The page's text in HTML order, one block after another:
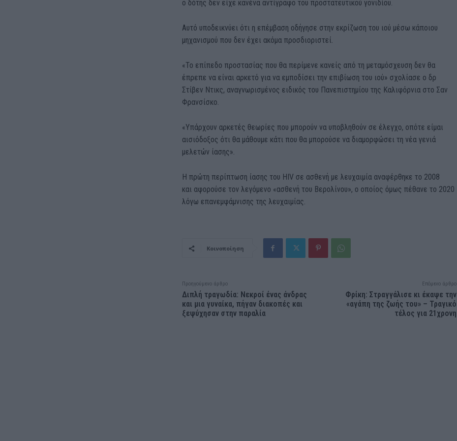
ο δότης δεν είχε κανένα αντίγραφο του προστατευτικού γονιδίου.
Αυτό υποδεικνύει ότι η επέμβαση οδήγησε στην εκρίζωση του ιού μέσω κάποιου
μηχανισμού που δεν έχει ακόμα προσδιοριστεί.
«Το επίπεδο προστασίας που θα περίμενε κανείς από τη μεταμόσχευση δεν θα
έπρεπε να είναι αρκετό για να εμποδίσει την επιβίωση του ιού» σχολίασε ο δρ
Στίβεν Ντικς, αναγνωρισμένος ειδικός του Πανεπιστημίου της Καλιφόρνια στο Σαν
Φρανσίσκο.
«Υπάρχουν αρκετές θεωρίες που μπορούν να υποβληθούν σε έλεγχο, οπότε είμαι
αισιόδοξος ότι θα μάθουμε κάτι που θα μπορούσε να διαμορφώσει τη νέα γενιά
μελετών ίασης».
Η πρώτη περίπτωση ίασης του HIV σε ασθενή με λευχαιμία αναφέρθηκε το 2008
και αφορούσε τον λεγόμενο «ασθενή του Βερολίνου», o οποίος όμως πέθανε το 2020
λόγω επανεμφάμνισης της λευχαιμίας.
Κοινοποίηση
Προηγούμενο άρθρο
Διπλή τραγωδία: Νεκροί ένας άνδρας
και μια γυναίκα, πήγαν διακοπές και
ξεψύχησαν στην παραλία
Επόμενο άρθρο
Φρίκη: Στραγγάλισε κι έκαψε την
«αγάπη της ζωής του» – Τραγικό
τέλος για 21χρονη